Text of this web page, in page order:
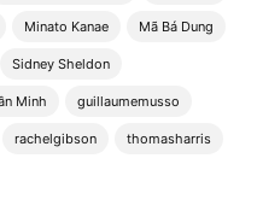
Minato Kanae Mã Bá Dung
Sidney Sheldon
Minh guillaumemusso
rachelgibson thomasharris